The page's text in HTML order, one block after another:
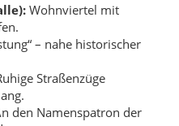
Wohnviertel mit
– nahe historischer
Straßenzüge
den Namenspatron der